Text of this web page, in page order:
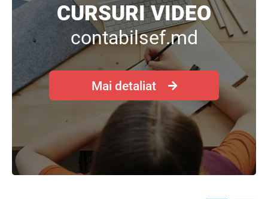
CURSURI VIDEO
contabilsef.md
Mai detaliat